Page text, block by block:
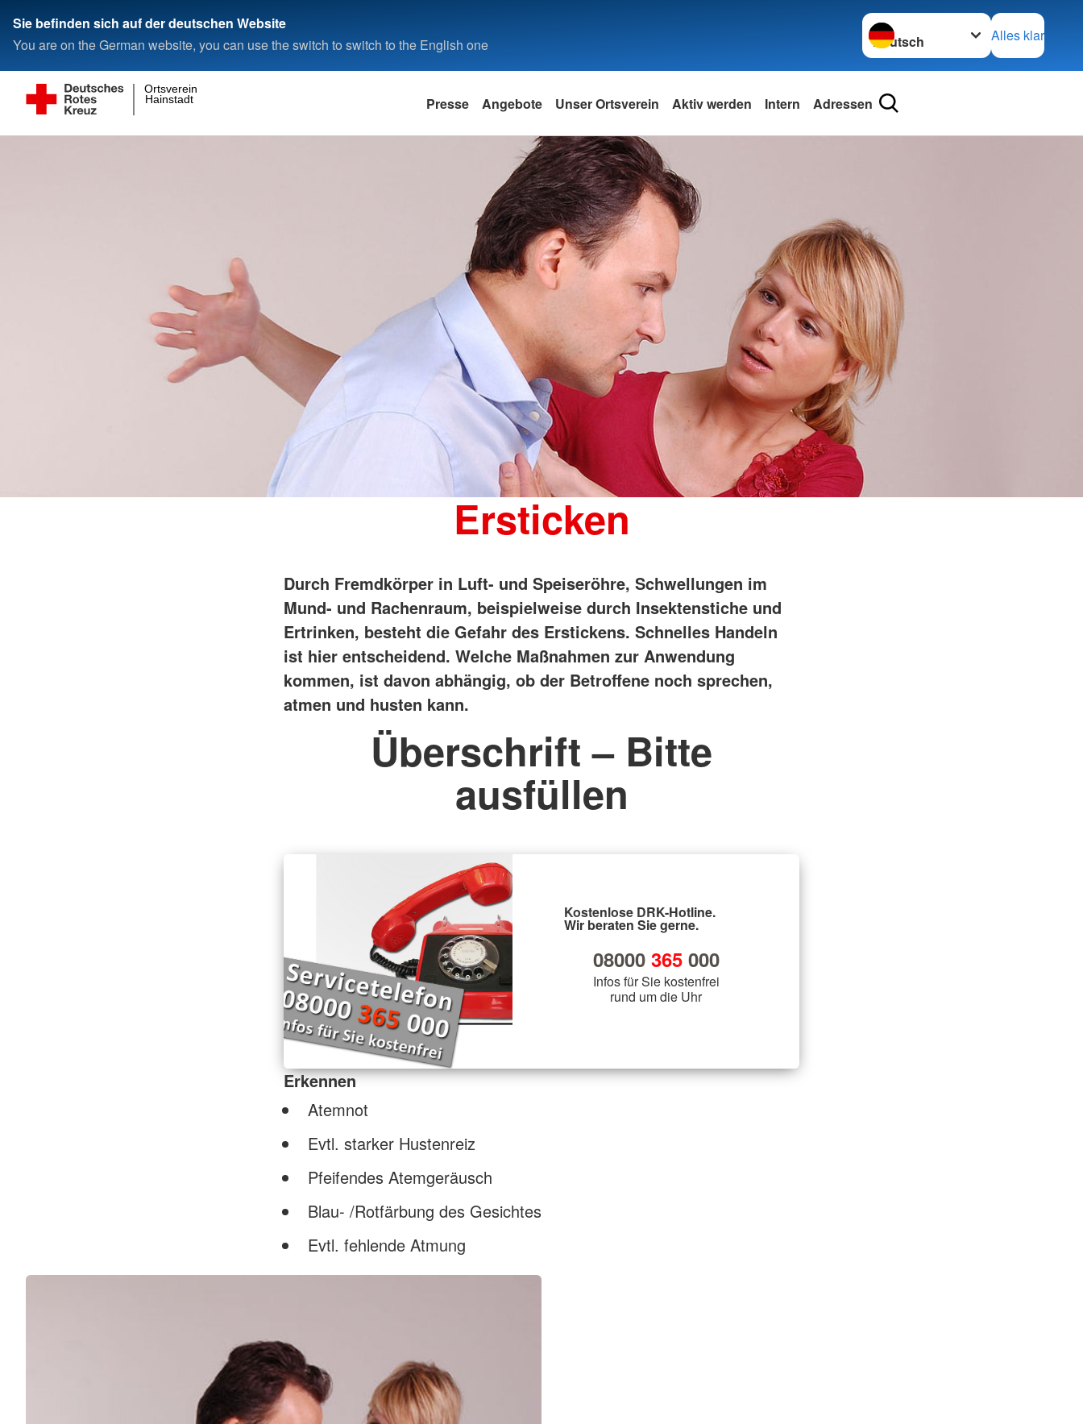
Sie befinden sich auf der deutschen Website
You are on the German website, you can use the switch to switch to the English one
Sprache wechseln zu
Alles klar
Hainstadt
Ortsverein
Presse Angebote Unser Ortsverein Aktiv werden Intern Adressen
Ersticken
Durch Fremdkörper in Luft- und Speiseröhre, Schwellungen im
Mund- und Rachenraum, beispielweise durch Insektenstiche und
Ertrinken, besteht die Gefahr des Erstickens. Schnelles Handeln
ist hier entscheidend. Welche Maßnahmen zur Anwendung
kommen, ist davon abhängig, ob der Betroffene noch sprechen,
atmen und husten kann.
Überschrift – Bitte
ausfüllen
Kostenlose DRK-Hotline.
Wir beraten Sie gerne.
08000 365000
Infos für Sie kostenfrei
rund um die Uhr
Erkennen
Atemnot
Evtl. starker Hustenreiz
Pfeifendes Atemgeräusch
Blau- /Rotfärbung des Gesichtes
Evtl. fehlende Atmung